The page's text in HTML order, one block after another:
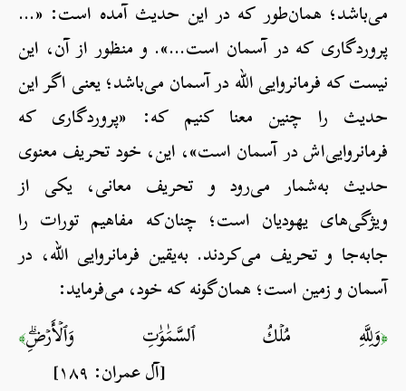
می‌باشد؛ همان‌طور که در این حدیث آمده است: «…
پروردگاری که در آسمان است…». و منظور از آن، این
نیست که فرمان‎روایی الله در آسمان می‌باشد؛ یعنی اگر این
حدیث را چنین معنا کنیم که: «پروردگاری که
فرمانروایی‌اش در آسمان است»، این، خود تحریف معنوی
حدیث به‌شمار می‌رود و تحریف معانی، یکی از
ویژگی‌های یهودیان است؛ چنان‌که مفاهیم تورات را
جابه‌جا و تحریف می‌کردند. به‌یقین فرما‎ن‎روایی الله، در
آسمان و زمین است؛ همان‌گونه که خود، می‌فرماید:
﴿وَلِلَّهِ مُلۡكُ ٱلسَّمَٰوَٰتِ وَٱلۡأَرۡضِۗ﴾
[آل عمران: ١٨٩]